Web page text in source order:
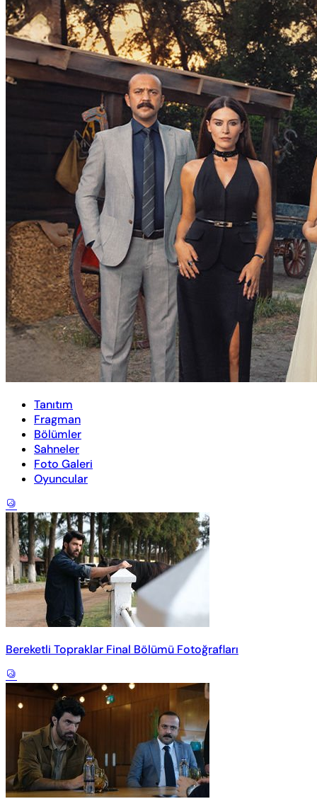
Tanıtım
Fragman
Bölümler
Sahneler
Foto Galeri
Oyuncular
Bereketli Topraklar Final Bölümü Fotoğrafları